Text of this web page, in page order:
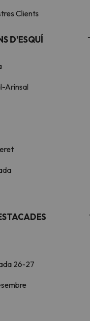
Clients
D'ESQUÍ
Arinsal
26-27